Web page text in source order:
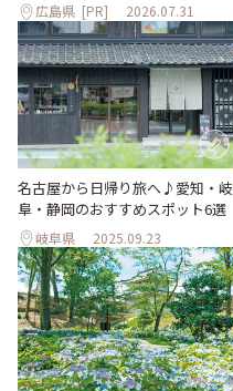
広島県 [PR] 2026.07.31
名古屋から日帰り旅へ♪愛知・岐
阜・静岡のおすすめスポット6選
岐阜県 2025.09.23